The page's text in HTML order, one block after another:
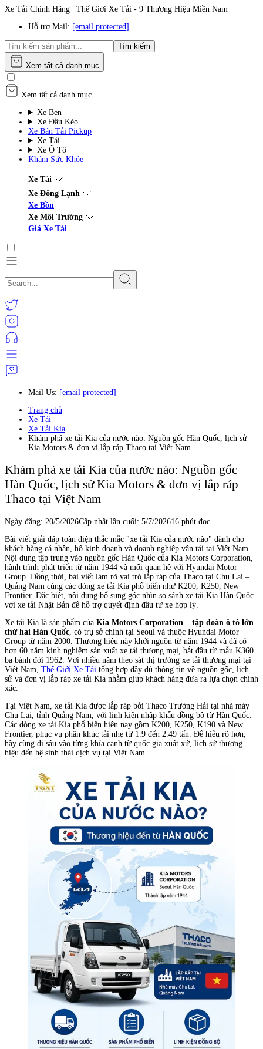
Xe Tải Chính Hãng | Thế Giới Xe Tải - 9 Thương Hiệu Miền Nam
Hỗ trợ Mail: [email protected]
Tìm kiếm
Xem tất cả danh mục
Xem tất cả danh mục
Xe Ben
Xe Đầu Kéo
Xe Bán Tải Pickup
Xe Tải
Xe Ô Tô
Khám Sức Khỏe
Xe Tải
Xe Đông Lạnh
Xe Bồn
Xe Môi Trường
Giá Xe Tải
Mail Us: [email protected]
Trang chủ
Xe Tải
Xe Tải Kia
Khám phá xe tải Kia của nước nào: Nguồn gốc Hàn Quốc, lịch sử
Kia Motors & đơn vị lắp ráp Thaco tại Việt Nam
Khám phá xe tải Kia của nước nào: Nguồn gốc
Hàn Quốc, lịch sử Kia Motors & đơn vị lắp ráp
Thaco tại Việt Nam
Ngày đăng: 20/5/2026Cập nhật lần cuối: 5/7/202616 phút đọc
Bài viết giải đáp toàn diện thắc mắc "xe tải Kia của nước nào" dành cho
khách hàng cá nhân, hộ kinh doanh và doanh nghiệp vận tải tại Việt Nam.
Nội dung tập trung vào nguồn gốc Hàn Quốc của Kia Motors Corporation,
hành trình phát triển từ năm 1944 và mối quan hệ với Hyundai Motor
Group. Đồng thời, bài viết làm rõ vai trò lắp ráp của Thaco tại Chu Lai –
Quảng Nam cùng các dòng xe tải Kia phổ biến như K200, K250, New
Frontier. Đặc biệt, nội dung bổ sung góc nhìn so sánh xe tải Kia Hàn Quốc
với xe tải Nhật Bản để hỗ trợ quyết định đầu tư xe hợp lý.
Xe tải Kia là sản phẩm của Kia Motors Corporation – tập đoàn ô tô lớn
thứ hai Hàn Quốc , có trụ sở chính tại Seoul và thuộc Hyundai Motor
Group từ năm 2000. Thương hiệu này khởi nguồn từ năm 1944 và đã có
hơn 60 năm kinh nghiệm sản xuất xe tải thương mại, bắt đầu từ mẫu K360
ba bánh đời 1962. Với nhiều năm theo sát thị trường xe tải thương mại tại
Việt Nam, Thế Giới Xe Tải tổng hợp đầy đủ thông tin về nguồn gốc, lịch
sử và đơn vị lắp ráp xe tải Kia nhằm giúp khách hàng đưa ra lựa chọn chính
xác.
Tại Việt Nam, xe tải Kia được lắp ráp bởi Thaco Trường Hải tại nhà máy
Chu Lai, tỉnh Quảng Nam, với linh kiện nhập khẩu đồng bộ từ Hàn Quốc.
Các dòng xe tải Kia phổ biến hiện nay gồm K200, K250, K190 và New
Frontier, phục vụ phân khúc tải nhẹ từ 1.9 đến 2.49 tấn. Để hiểu rõ hơn,
hãy cùng đi sâu vào từng khía cạnh từ quốc gia xuất xứ, lịch sử thương
hiệu đến hệ sinh thái dịch vụ tại Việt Nam.